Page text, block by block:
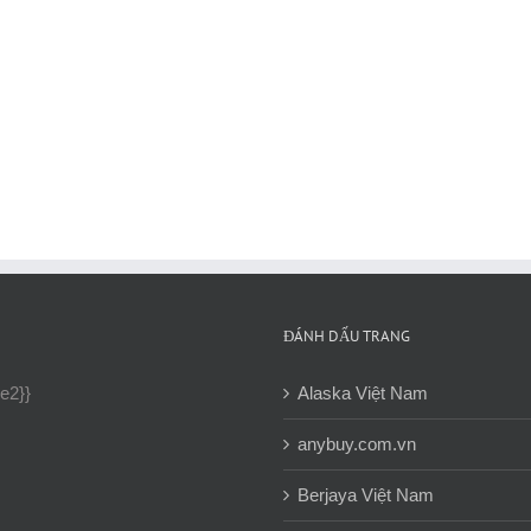
ĐÁNH DẤU TRANG
Alaska Việt Nam
anybuy.com.vn
Berjaya Việt Nam